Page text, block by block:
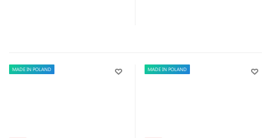
MADE IN POLAND MADE IN POLAND